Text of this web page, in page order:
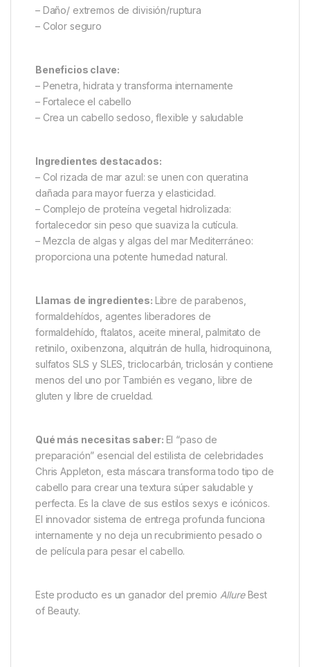
– Daño/ extremos de división/ruptura
– Color seguro
Beneficios clave:
– Penetra, hidrata y transforma internamente
– Fortalece el cabello
– Crea un cabello sedoso, flexible y saludable
Ingredientes destacados:
– Col rizada de mar azul: se unen con queratina
dañada para mayor fuerza y elasticidad.
– Complejo de proteína vegetal hidrolizada:
fortalecedor sin peso que suaviza la cutícula.
– Mezcla de algas y algas del mar Mediterráneo:
proporciona una potente humedad natural.
Llamas de ingredientes: Libre de parabenos,
formaldehídos, agentes liberadores de
formaldehído, ftalatos, aceite mineral, palmitato de
retinilo, oxibenzona, alquitrán de hulla, hidroquinona,
sulfatos SLS y SLES, triclocarbán, triclosán y contiene
menos del uno por También es vegano, libre de
gluten y libre de crueldad.
Qué más necesitas saber: El “paso de
preparación” esencial del estilista de celebridades
Chris Appleton, esta máscara transforma todo tipo de
cabello para crear una textura súper saludable y
perfecta. Es la clave de sus estilos sexys e icónicos.
El innovador sistema de entrega profunda funciona
internamente y no deja un recubrimiento pesado o
de película para pesar el cabello.
Este producto es un ganador del premio AllureBest
of Beauty.